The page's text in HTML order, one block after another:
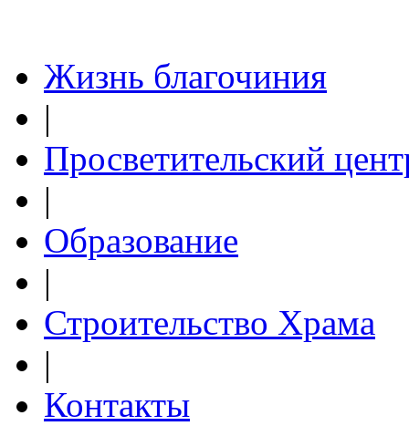
Жизнь благочиния
|
Просветительский
|
Образование
|
Строительство Храма
|
Контакты